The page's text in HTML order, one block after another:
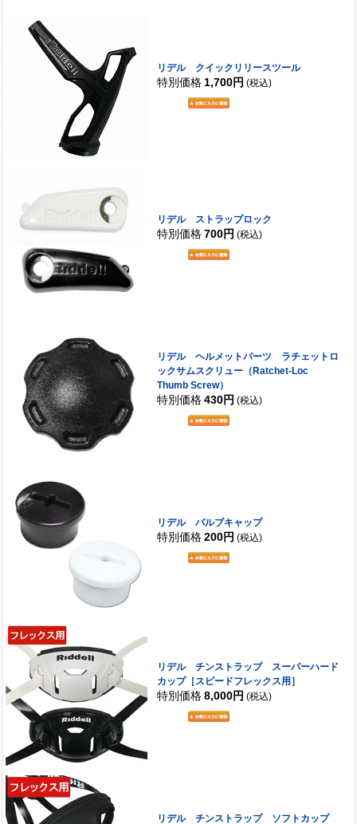
リデル クイックリリースツール
特別価格 1,700円 (税込)
リデル ストラップロック
特別価格 700円 (税込)
リデル ヘルメットパーツ ラチェットロ
ックサムスクリュー（Ratchet-Loc
Thumb Screw）
特別価格 430円 (税込)
リデル バルブキャップ
特別価格 200円 (税込)
リデル チンストラップ スーパーハード
カップ［スピードフレックス用］
特別価格 8,000円 (税込)
リデル チンストラップ ソフトカップ